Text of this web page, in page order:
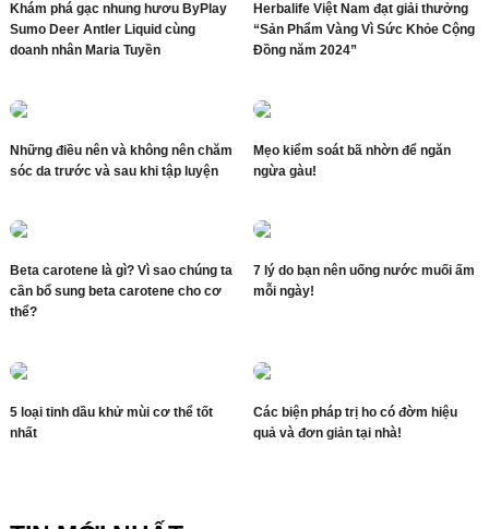
Khám phá gạc nhung hươu ByPlay
Sumo Deer Antler Liquid cùng
doanh nhân Maria Tuyền
Herbalife Việt Nam đạt giải thưởng
“Sản Phẩm Vàng Vì Sức Khỏe Cộng
Đồng năm 2024”
Những điều nên và không nên chăm
sóc da trước và sau khi tập luyện
Mẹo kiểm soát bã nhờn để ngăn
ngừa gàu!
Beta carotene là gì? Vì sao chúng ta
cần bổ sung beta carotene cho cơ
thể?
7 lý do bạn nên uống nước muối ấm
mỗi ngày!
5 loại tinh dầu khử mùi cơ thể tốt
nhất
Các biện pháp trị ho có đờm hiệu
quả và đơn giản tại nhà!